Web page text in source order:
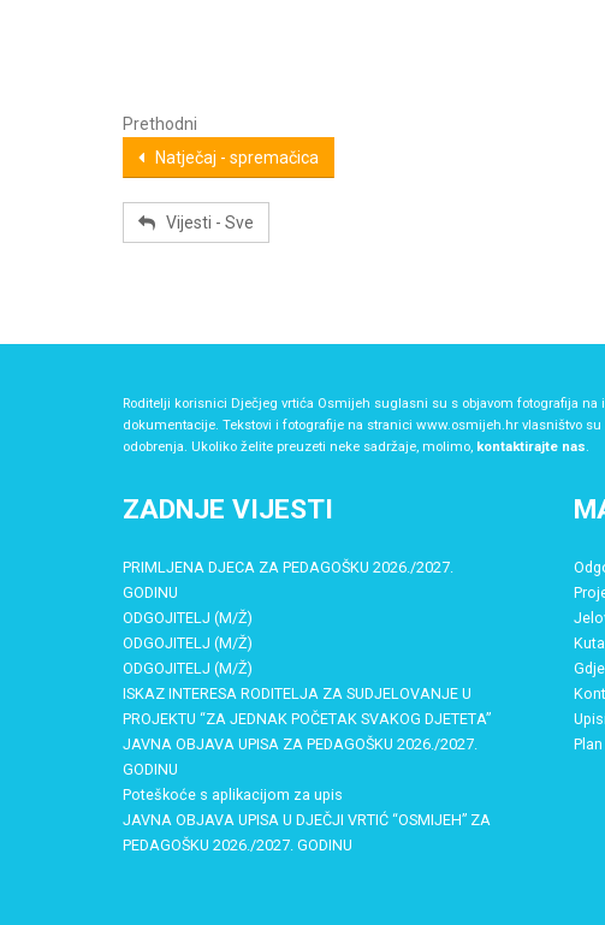
Prethodni
Natječaj - spremačica
Vijesti - Sve
Roditelji korisnici Dječjeg vrtića Osmijeh suglasni su s objavom fotografija
dokumentacije. Tekstovi i fotografije na stranici www.osmijeh.hr vlasništvo
odobrenja. Ukoliko želite preuzeti neke sadržaje, molimo, kontaktirajte nas.
ZADNJE VIJESTI
PRIMLJENA DJECA ZA PEDAGOŠKU 2026./2027.
GODINU
ODGOJITELJ (M/Ž)
ODGOJITELJ (M/Ž)
ODGOJITELJ (M/Ž)
ISKAZ INTERESA RODITELJA ZA SUDJELOVANJE U
PROJEKTU “ZA JEDNAK POČETAK SVAKOG DJETETA”
JAVNA OBJAVA UPISA ZA PEDAGOŠKU 2026./2027.
GODINU
Poteškoće s aplikacijom za upis
JAVNA OBJAVA UPISA U DJEČJI VRTIĆ “OSMIJEH” ZA
PEDAGOŠKU 2026./2027. GODINU